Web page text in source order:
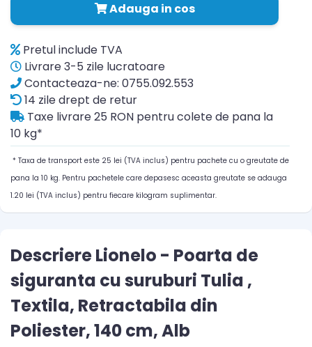
Adauga in cos
Pretul include TVA
Livrare 3-5 zile lucratoare
Contacteaza-ne: 0755.092.553
14 zile drept de retur
Taxe livrare 25 RON pentru colete de pana la
10 kg*
* Taxa de transport este 25 lei (TVA inclus) pentru pachete cu o greutate de
pana la 10 kg. Pentru pachetele care depasesc aceasta greutate se adauga
1.20 lei (TVA inclus) pentru fiecare kilogram suplimentar.
Descriere Lionelo - Poarta de
siguranta cu suruburi Tulia ,
Textila, Retractabila din
Poliester, 140 cm, Alb